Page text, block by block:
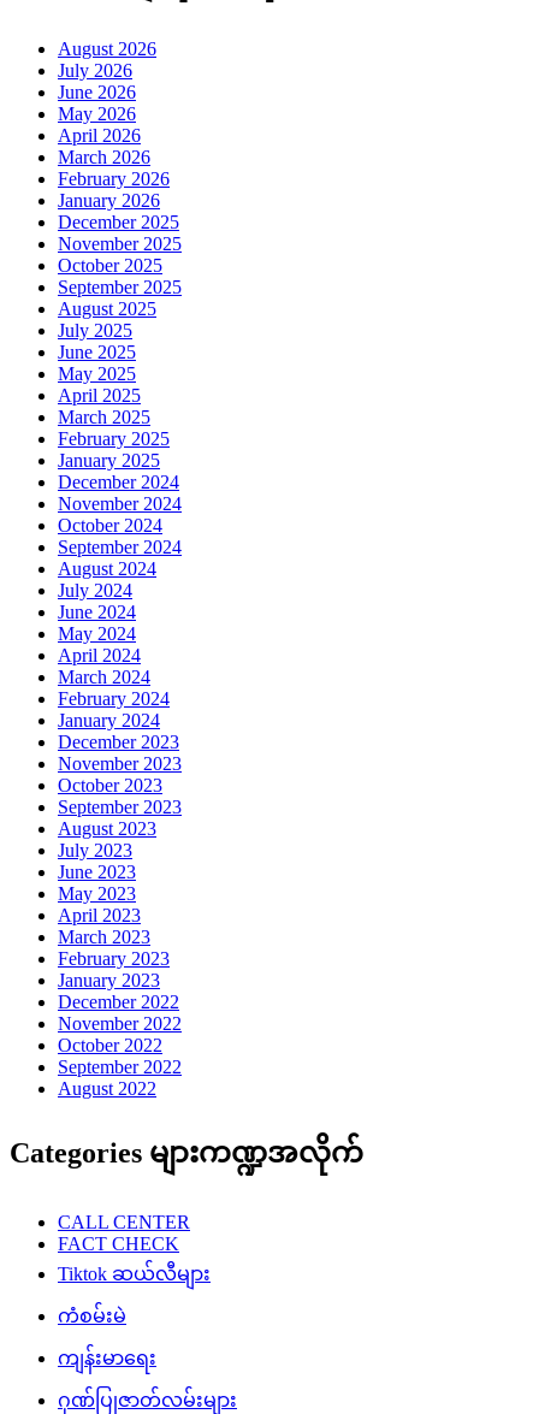
August 2026
July 2026
June 2026
May 2026
April 2026
March 2026
February 2026
January 2026
December 2025
November 2025
October 2025
September 2025
August 2025
July 2025
June 2025
May 2025
April 2025
March 2025
February 2025
January 2025
December 2024
November 2024
October 2024
September 2024
August 2024
July 2024
June 2024
May 2024
April 2024
March 2024
February 2024
January 2024
December 2023
November 2023
October 2023
September 2023
August 2023
July 2023
June 2023
May 2023
April 2023
March 2023
February 2023
January 2023
December 2022
November 2022
October 2022
September 2022
August 2022
Categories များကဏ္ဍအလိုက်
CALL CENTER
FACT CHECK
Tiktok ဆယ်လီများ
ကံစမ်းမဲ
ကျန်းမာရေး
ဂုဏ်ပြုဇာတ်လမ်းများ